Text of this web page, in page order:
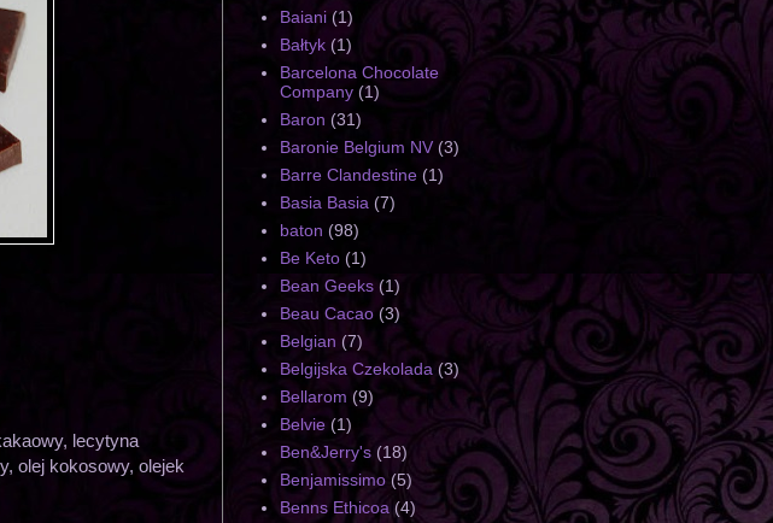
lecytyna
olej kokosowy, olejek
Baiani (1)
Bałtyk (1)
Barcelona Chocolate
Company (1)
Baron (31)
Baronie Belgium NV (3)
Barre Clandestine (1)
Basia Basia (7)
baton (98)
Be Keto (1)
Bean Geeks (1)
Beau Cacao (3)
Belgian (7)
Belgijska Czekolada (3)
Bellarom (9)
Belvie (1)
Ben&Jerry's (18)
Benjamissimo (5)
Benns Ethicoa (4)